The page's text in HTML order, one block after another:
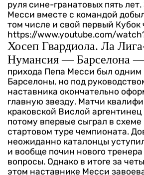
руля сине-гранатовых пять
Месси вместе с командой
том числе и свой первый Кубок
https://www.youtube.com/
Хосеп Гвардиола. Ла
Нумансия — Барселона
прихода Пепа Месси был одним
Барселоны, но под
наставника окончательно
главную звезду. Матчи
краковской Вислой
потому впервые сыграл в
стартовом туре чемпионата.
неожиданно каталонцы
и вообще почин нового
вопросы. Однако в итоге за
этом наставнике Месси